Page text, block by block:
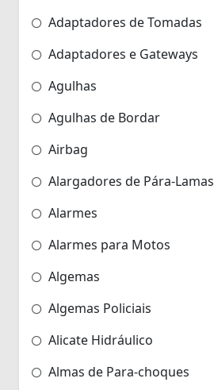
Adaptadores de Tomadas
Adaptadores e Gateways
Agulhas
Agulhas de Bordar
Airbag
Alargadores de Pára-Lamas
Alarmes
Alarmes para Motos
Algemas
Algemas Policiais
Alicate Hidráulico
Almas de Para-choques